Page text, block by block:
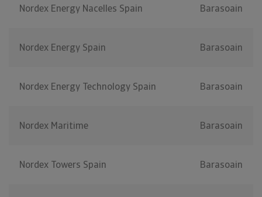
Nordex Energy Nacelles Spain Barasoain
Nordex Energy Spain Barasoain
Nordex Energy Technology Spain Barasoain
Nordex Maritime Barasoain
Nordex Towers Spain Barasoain